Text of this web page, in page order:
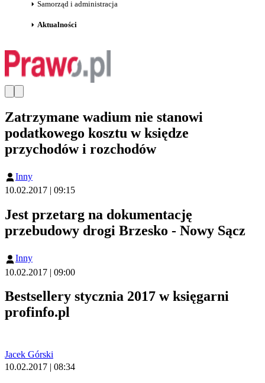
Samorząd i administracja
Aktualności
Zatrzymane wadium nie stanowi
podatkowego kosztu w księdze
przychodów i rozchodów
Inny
10.02.2017 | 09:15
Jest przetarg na dokumentację
przebudowy drogi Brzesko - Nowy Sącz
Inny
10.02.2017 | 09:00
Bestsellery stycznia 2017 w księgarni
profinfo.pl
Jacek Górski
10.02.2017 | 08:34